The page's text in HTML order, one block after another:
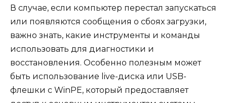
В случае, если компьютер перестал запускаться
или появляются сообщения о сбоях загрузки,
важно знать, какие инструменты и команды
использовать для диагностики и
восстановления. Особенно полезным может
быть использование live-диска или USB-
флешки с WinPE, который предоставляет